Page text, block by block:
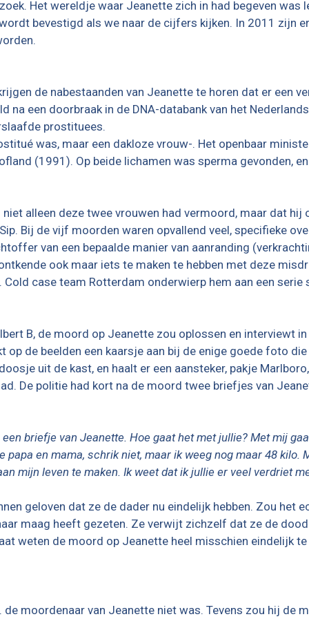
Het wereldje waar Jeanette zich in had begeven
bevestigd als we naar de cijfers kijken. In 2011
de nabestaanden van Jeanette te horen dat er een
na een doorbraak in de DNA-databank van het
prostituees.
was, maar een dakloze vrouw-. Het openbaar
(1991). Op beide lichamen was sperma gevonden,
alleen deze twee vrouwen had vermoord, maar dat
Bij de vijf moorden waren opvallend veel, specifieke
van een bepaalde manier van aanranding
ook maar iets te maken te hebben met deze
case team Rotterdam onderwierp hem aan een serie
B, de moord op Jeanette zou oplossen en interviewt
op de beelden een kaarsje aan bij de enige goede foto
uit de kast, en haalt er een aansteker, pakje
De politie had kort na de moord twee briefjes van
briefje van Jeanette. Hoe gaat het met jullie? Met mij
en mama, schrik niet, maar ik weeg nog maar 48 kilo.
mijn leven te maken. Ik weet dat ik jullie er veel verdriet
geloven dat ze de dader nu eindelijk hebben. Zou het
maag heeft gezeten. Ze verwijt zichzelf dat ze de
weten de moord op Jeanette heel misschien eindelijk
moordenaar van Jeanette niet was. Tevens zou hij de